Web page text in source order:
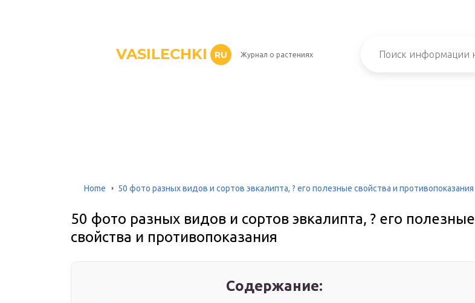
VASILECHKI RU Журнал о растениях
Home 50 фото разных видов и сортов эвкалипта, ? его полезные свойства и противопоказания
50 фото разных видов и сортов эвкалипта, ? его полезные
свойства и противопоказания
Содержание: